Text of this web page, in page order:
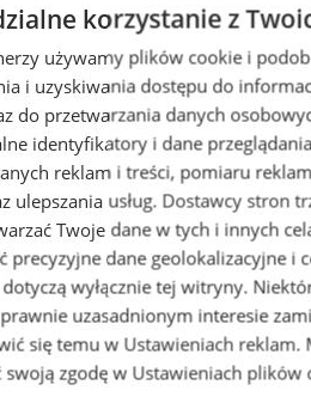
sklep z częściami online!
sanepidowska
stron www -Zabrze
korzystanie z
używamy plików cookie i
i uzyskiwania dostępu do
do przetwarzania danych
identyfikatory i dane
reklam i treści, pomiaru
ulepszania usług. Dostawcy stron
Twoje dane w tych i innych
precyzyjne dane geolokalizacyjne i
wyłącznie tej witryny.
uzasadnionym interesie
się temu w Ustawieniach reklam.
zgodę w Ustawieniach plików